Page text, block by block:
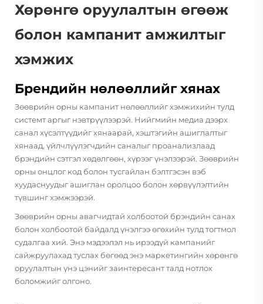
Хөрөнгө оруулалтын өгөөж
болон кампанит амжилтыг
хэмжих
Брендийн нөлөөллийг хянах
Зөөврийн орны кампанит нөлөөллийг хэмжихийн тулд
системт аргыг нэвтрүүлээрэй. Нийгмийн медиа дээрх
санал хүсэлтүүдийг хянаарай, хэштэгийн ашиглалтыг
хянаад, үйлчлүүлэгчдийн саналыг проанализлаад
брэндийн сэтгэл хөдөлгөөн, хүрээг үнэлээрэй. Зөөврийн
орны онцлог код болон тусгайлан бэлтгэсэн вэб
хуудаснуудыг ашиглан оролцоо болон хөрвүүлэлтийн
түвшинг хэмжээрэй.
Зөөврийн орны авагчидтай холбоотой брэндийн санах
болон холбоотой байдалд үнэлгээ өгөхийн тулд тогтмол
судалгаа хий. Энэ мэдээлэл нь ирээдүй кампанийг
сайжруулахад туслах бөгөөд энэ маркетингийн хөрөнгө
оруулалтын үнэ цэнийг заинтересант талд нотлох
боломжийг олгоно.